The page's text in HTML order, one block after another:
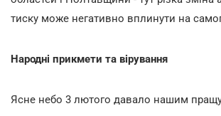
тиску може негативно вплинути на
Народні прикмети та вірування
Ясне небо 3 лютого давало нашим